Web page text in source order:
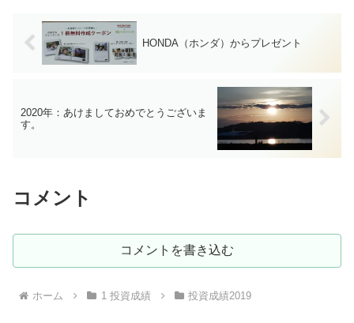
HONDA（ホンダ）からプレゼント
2020年：あけましておめでとうございま
す。
コメント
コメントを書き込む
ホーム 1 投資成績 投資成績2019